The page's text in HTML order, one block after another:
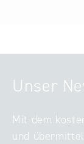
Unser
Mit dem
und